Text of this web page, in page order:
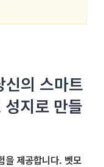
신의 스마트
지로 만들
을 제공합니다. 벳모